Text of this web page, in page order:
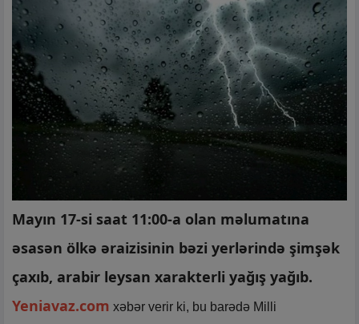
Mayın 17-si saat 11:00-a olan məlumatına
əsasən ölkə əraizisinin bəzi yerlərində şimşək
çaxıb, arabir leysan xarakterli yağış yağıb.
Yeniavaz.com xəbər verir ki, bu barədə Milli